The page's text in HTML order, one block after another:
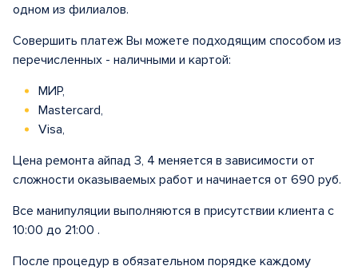
одном из филиалов.
Совершить платеж Вы можете подходящим способом из
перечисленных - наличными и картой:
МИР,
Mastercard,
Visa,
Цена ремонта айпад 3, 4 меняется в зависимости от
сложности оказываемых работ и начинается от 690 руб.
Все манипуляции выполняются в присутствии клиента с
10:00 до 21:00 .
После процедур в обязательном порядке каждому